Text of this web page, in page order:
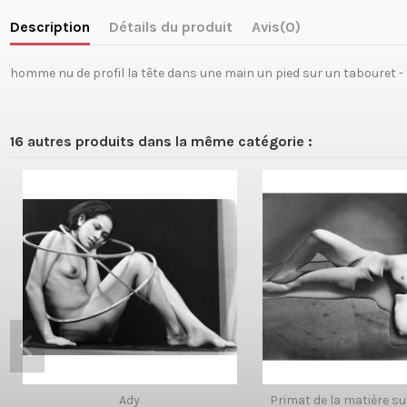
Description Détails du produit Avis(0)
homme nu de profil la tête dans une main un pied sur un tabouret
16 autres produits dans la même catégorie :
Ady Primat de la matière